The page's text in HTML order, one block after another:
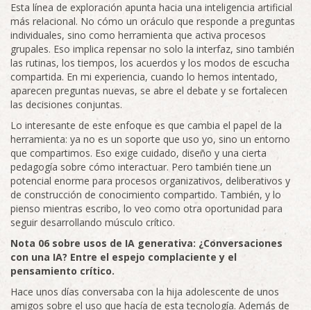
Esta línea de exploración apunta hacia una inteligencia artificial
más relacional. No cómo un oráculo que responde a preguntas
individuales, sino como herramienta que activa procesos
grupales. Eso implica repensar no solo la interfaz, sino también
las rutinas, los tiempos, los acuerdos y los modos de escucha
compartida. En mi experiencia, cuando lo hemos intentado,
aparecen preguntas nuevas, se abre el debate y se fortalecen
las decisiones conjuntas.
Lo interesante de este enfoque es que cambia el papel de la
herramienta: ya no es un soporte que uso yo, sino un entorno
que compartimos. Eso exige cuidado, diseño y una cierta
pedagogía sobre cómo interactuar. Pero también tiene un
potencial enorme para procesos organizativos, deliberativos y
de construcción de conocimiento compartido. También, y lo
pienso mientras escribo, lo veo como otra oportunidad para
seguir desarrollando músculo crítico.
Nota 06 sobre usos de IA generativa: ¿Conversaciones
con una IA? Entre el espejo complaciente y el
pensamiento crítico.
Hace unos días conversaba con la hija adolescente de unos
amigos sobre el uso que hacía de esta tecnología. Además de